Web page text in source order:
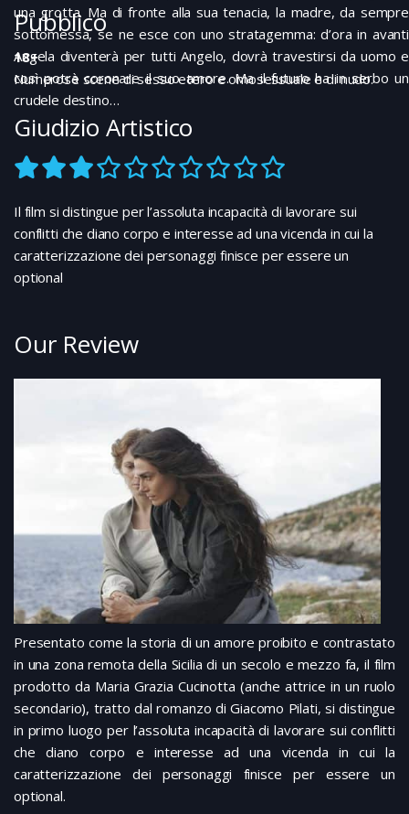
una grotta. Ma di fronte alla sua tenacia, la madre, da sempre
sottomessa, se ne esce con uno stratagemma: d’ora in avanti
Angela diventerà per tutti Angelo, dovrà travestirsi da uomo e
così potrà coronare il suo amore. Ma il futuro ha in serbo un
crudele destino…
Pubblico
18+
Numerose scene di sesso etero e omosessuale e di nudo.
Giudizio Artistico
Il film si distingue per l’assoluta incapacità di lavorare sui
conflitti che diano corpo e interesse ad una vicenda in cui la
caratterizzazione dei personaggi finisce per essere un
optional
Our Review
Presentato come la storia di un amore proibito e contrastato
in una zona remota della Sicilia di un secolo e mezzo fa, il film
prodotto da Maria Grazia Cucinotta (anche attrice in un ruolo
secondario), tratto dal romanzo di Giacomo Pilati, si distingue
in primo luogo per l’assoluta incapacità di lavorare sui conflitti
che diano corpo e interesse ad una vicenda in cui la
caratterizzazione dei personaggi finisce per essere un
optional.